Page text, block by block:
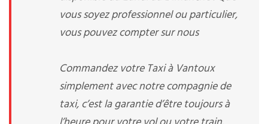
vous soyez professionnel ou particulier,
vous pouvez compter sur nous
Commandez votre Taxi à Vantoux
simplement avec notre compagnie de
taxi, c’est la garantie d’être toujours à